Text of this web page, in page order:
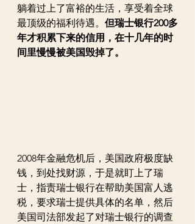
躺着过上了富裕的生活，享受着全球
最顶级的福利待遇。 但瑞士银行200多
年才积累下来的信用，在十几年的时
间里慢慢被美国毁掉了。
2008年金融危机后，美国政府极度缺
钱，到处找财源，于是就盯上了瑞
士，指责瑞士银行在帮助美国富人逃
税，要求瑞士提供具体的名单，然后
美国司法部发起了对瑞士银行的调查